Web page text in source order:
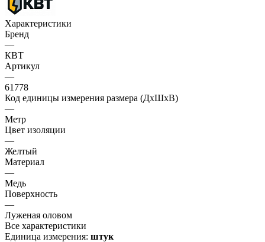
Характеристики
Бренд
—
КВТ
Артикул
—
61778
Код единицы измерения размера (ДхШхВ)
—
Метр
Цвет изоляции
—
Желтый
Материал
—
Медь
Поверхность
—
Луженая оловом
Все характеристики
Единица измерения: штук